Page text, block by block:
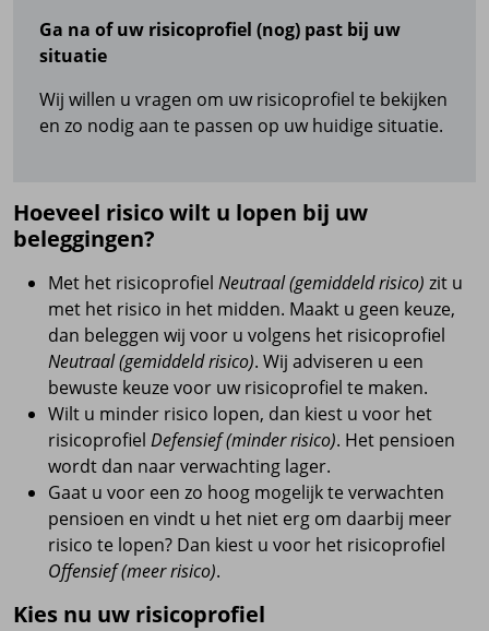
Ga na of uw risicoprofiel (nog) past bij uw
situatie
Wij willen u vragen om uw risicoprofiel te bekijken
en zo nodig aan te passen op uw huidige situatie.
Hoeveel risico wilt u lopen bij uw
beleggingen?
Met het risicoprofiel Neutraal (gemiddeld risico) zit u
met het risico in het midden. Maakt u geen keuze,
dan beleggen wij voor u volgens het risicoprofiel
Neutraal (gemiddeld risico). Wij adviseren u een
bewuste keuze voor uw risicoprofiel te maken.
Wilt u minder risico lopen, dan kiest u voor het
risicoprofiel Defensief (minder risico). Het pensioen
wordt dan naar verwachting lager.
Gaat u voor een zo hoog mogelijk te verwachten
pensioen en vindt u het niet erg om daarbij meer
risico te lopen? Dan kiest u voor het risicoprofiel
Offensief (meer risico).
Kies nu uw risicoprofiel